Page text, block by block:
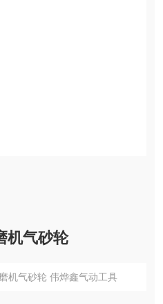
机气砂轮
机气砂轮 伟烨鑫气动工具